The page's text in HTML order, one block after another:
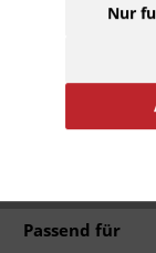
Moto-Master
Passend für
Nur